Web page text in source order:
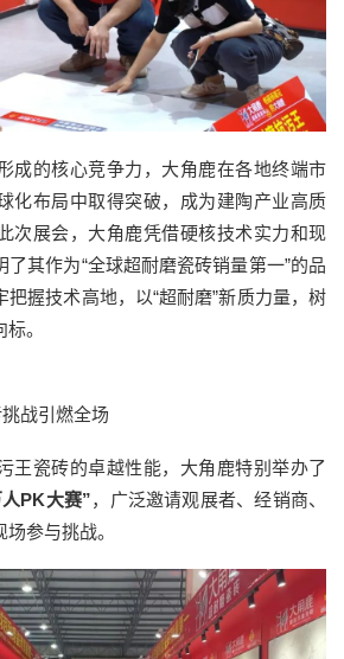
成的核心竞争力，大角鹿在各地终端市
化布局中取得突破，成为建陶产业高质
次展会，大角鹿凭借硬核技术实力和现
其作为“全球超耐磨瓷砖销量第一”的品
把握技术高地，以“超耐磨”新质力量，树
。
战引燃全场
王瓷砖的卓越性能，大角鹿特别举办了
PK大赛”，广泛邀请观展者、经销商、
参与挑战。